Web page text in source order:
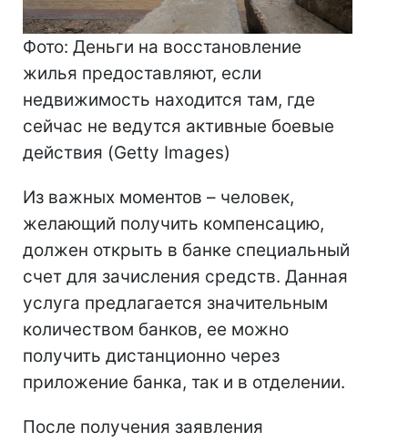
Фото: Деньги на восстановление
жилья предоставляют, если
недвижимость находится там, где
сейчас не ведутся активные боевые
действия (Getty Images)
Из важных моментов – человек,
желающий получить компенсацию,
должен открыть в банке специальный
счет для зачисления средств. Данная
услуга предлагается значительным
количеством банков, ее можно
получить дистанционно через
приложение банка, так и в отделении.
После получения заявления